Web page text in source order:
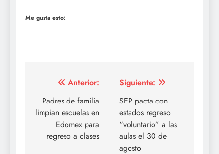
Me gusta esto:
Navegación
de
entradas
Anterior:
Padres de familia
limpian escuelas en
Edomex para
regreso a clases
Siguiente:
SEP pacta con
estados regreso
“voluntario” a las
aulas el 30 de
agosto